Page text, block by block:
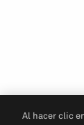
Al hacer clic